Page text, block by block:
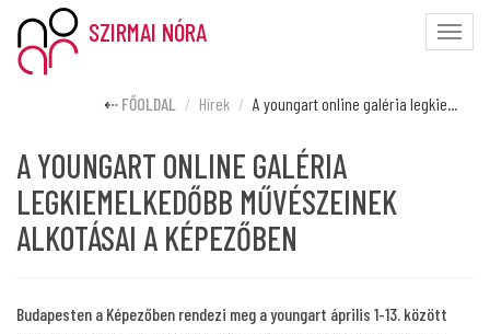
Toggle
SZIRMAI NÓRA
FŐOLDAL Hírek A youngart online galéria legkie...
A YOUNGART ONLINE GALÉRIA
LEGKIEMELKEDŐBB MŰVÉSZEINEK
ALKOTÁSAI A KÉPEZŐBEN
Budapesten a Képezőben rendezi meg a youngart április 1-13. között